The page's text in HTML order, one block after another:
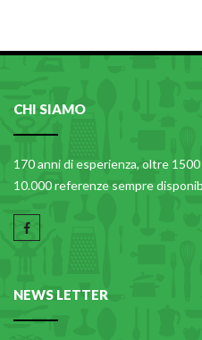
CHI SIAMO
170 anni di esperienza, oltre
10.000 referenze sempre
NEWS LETTER